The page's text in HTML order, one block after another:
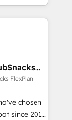
HubSpot
great
modules,
and
bright
we
FlexPlan
chosen
since 2014